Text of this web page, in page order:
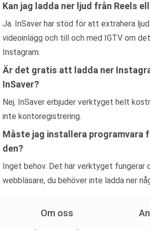
Kan jag ladda ner ljud från Reels
Ja. InSaver har stöd för att extrahera
videoinlägg och till och med IGTV om
Instagram.
Är det gratis att ladda ner
InSaver?
Nej. InSaver erbjuder verktyget helt
inte kontoregistrering.
Måste jag installera programvara
den?
Inget behov. Det här verktyget fungerar
webbläsare, du behöver inte ladda ner
Om oss